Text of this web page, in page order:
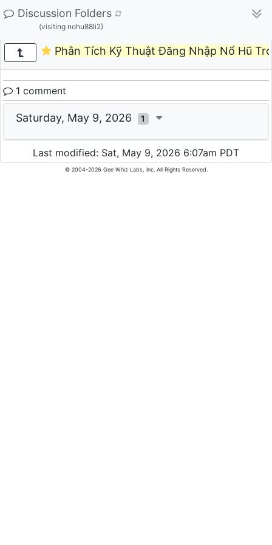
Discussion Folders
(visiting nohu88li2)
Phân Tích Kỹ Thuật Đăng Nhập Nổ Hũ
1 comment
Saturday, May 9, 2026 1
Last modified: Sat, May 9, 2026 6:07am PDT
© 2004-2026 Gee Whiz Labs, Inc. All Rights Reserved.